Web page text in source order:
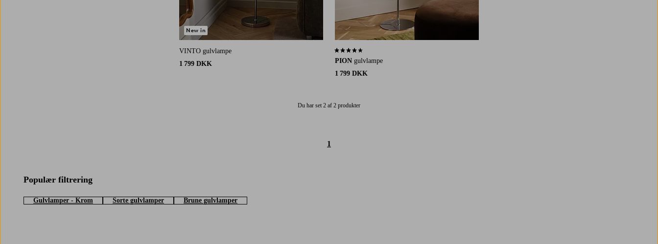
VINTO gulvlampe
1 799 DKK
New in
PION gulvlampe
1 799 DKK
4,0 baseret på 1 bedømmelser
Du har set 2 af 2 produkter
1
Populær filtrering
Gulvlamper - Krom Sorte gulvlamper Brune gulvlamper